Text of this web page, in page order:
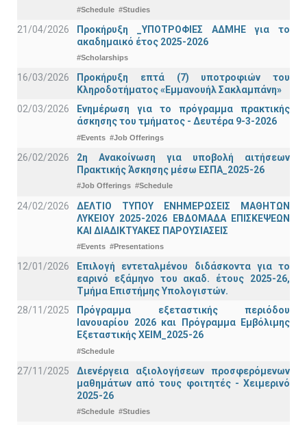
#Schedule #Studies
21/04/2026
Προκήρυξη _ΥΠΟΤΡΟΦΙΕΣ ΑΔΜΗΕ για το
ακαδημαικό έτος 2025-2026
#Scholarships
16/03/2026
Προκήρυξη επτά (7) υποτροφιών του
Κληροδοτήματος «Εμμανουήλ Σακλαμπάνη»
02/03/2026
Ενημέρωση για το πρόγραμμα πρακτικής
άσκησης του τμήματος - Δευτέρα 9-3-2026
#Events #Job Offerings
26/02/2026
2η Ανακοίνωση για υποβολή αιτήσεων
Πρακτικής Άσκησης μέσω ΕΣΠΑ_2025-26
#Job Offerings #Schedule
24/02/2026
ΔΕΛΤΙΟ ΤΥΠΟΥ ΕΝΗΜΕΡΩΣΕΙΣ ΜΑΘΗΤΩΝ
ΛΥΚΕΙΟΥ 2025-2026 ΕΒΔΟΜΑΔΑ ΕΠΙΣΚΕΨΕΩΝ
ΚΑΙ ΔΙΑΔΙΚΤΥΑΚΕΣ ΠΑΡΟΥΣΙΑΣΕΙΣ
#Events #Presentations
12/01/2026
Επιλογή εντεταλμένου διδάσκοντα για το
εαρινό εξάμηνο του ακαδ. έτους 2025-26,
Τμήμα Επιστήμης Υπολογιστών.
28/11/2025
Πρόγραμμα εξεταστικής περιόδου
Ιανουαρίου 2026 και Πρόγραμμα Εμβόλιμης
Εξεταστικής ΧΕΙΜ_2025-26
#Schedule
27/11/2025
Διενέργεια αξιολογήσεων προσφερόμενων
μαθημάτων από τους φοιτητές - Χειμερινό
2025-26
#Schedule #Studies